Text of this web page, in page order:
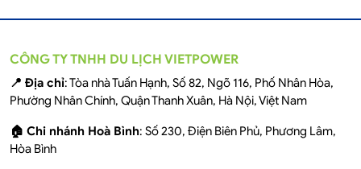
CÔNG TY TNHH DU LỊCH VIETPOWER
📍 Địa chỉ: Tòa nhà Tuấn Hạnh, Số 82, Ngõ 116, Phố Nhân Hòa,
Phường Nhân Chính, Quận Thanh Xuân, Hà Nội, Việt Nam
🏠 Chi nhánh Hoà Bình: Số 230, Điện Biên Phủ, Phương Lâm,
Hòa Bình